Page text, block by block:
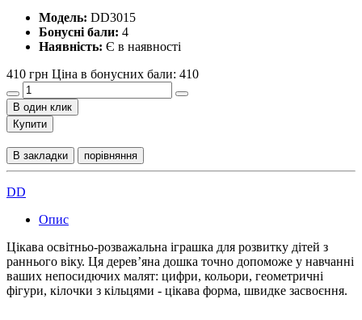
Модель: DD3015
Бонусні бали: 4
Наявність: Є в наявності
410 грн Ціна в бонусних бали: 410
В один клик
Купити
В закладки порівняння
DD
Опис
Цікава освітньо-розважальна іграшка для розвитку дітей з
раннього віку. Ця дерев’яна дошка точно допоможе у навчанні
ваших непосидючих малят: цифри, кольори, геометричні
фігури, кілочки з кільцями - цікава форма, швидке засвоєння.